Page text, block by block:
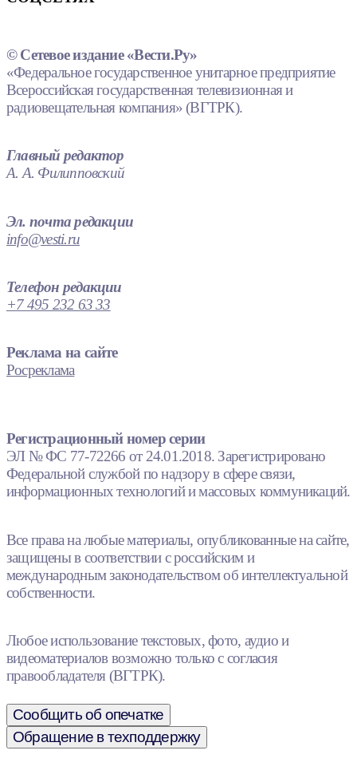
© Сетевое издание «Вести.Ру»
«Федеральное государственное унитарное предприятие
Всероссийская государственная телевизионная и
радиовещательная компания» (ВГТРК).
Главный редактор
А. А. Филипповский
Эл. почта редакции
info@vesti.ru
Телефон редакции
+7 495 232 63 33
Реклама на сайте
Росреклама
Регистрационный номер серии
ЭЛ № ФС 77-72266 от 24.01.2018. Зарегистрировано
Федеральной службой по надзору в сфере связи,
информационных технологий и массовых коммуникаций.
Все права на любые материалы, опубликованные на сайте,
защищены в соответствии с российским и
международным законодательством об интеллектуальной
собственности.
Любое использование текстовых, фото, аудио и
видеоматериалов возможно только с согласия
правообладателя (ВГТРК).
Сообщить об опечатке
Обращение в техподдержку